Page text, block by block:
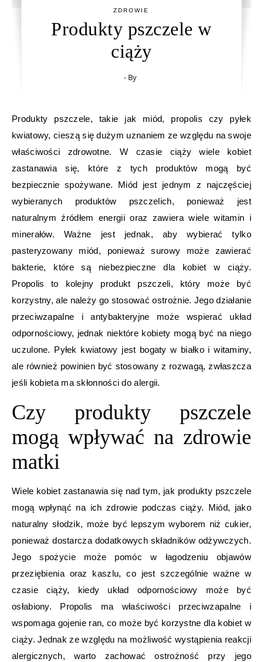
ZDROWIE
Produkty pszczele w
ciąży
- By
Produkty pszczele, takie jak miód, propolis czy pyłek
kwiatowy, cieszą się dużym uznaniem ze względu na swoje
właściwości zdrowotne. W czasie ciąży wiele kobiet
zastanawia się, które z tych produktów mogą być
bezpiecznie spożywane. Miód jest jednym z najczęściej
wybieranych produktów pszczelich, ponieważ jest
naturalnym źródłem energii oraz zawiera wiele witamin i
minerałów. Ważne jest jednak, aby wybierać tylko
pasteryzowany miód, ponieważ surowy może zawierać
bakterie, które są niebezpieczne dla kobiet w ciąży.
Propolis to kolejny produkt pszczeli, który może być
korzystny, ale należy go stosować ostrożnie. Jego działanie
przeciwzapalne i antybakteryjne może wspierać układ
odpornościowy, jednak niektóre kobiety mogą być na niego
uczulone. Pyłek kwiatowy jest bogaty w białko i witaminy,
ale również powinien być stosowany z rozwagą, zwłaszcza
jeśli kobieta ma skłonności do alergii.
Czy produkty pszczele
mogą wpływać na zdrowie
matki
Wiele kobiet zastanawia się nad tym, jak produkty pszczele
mogą wpłynąć na ich zdrowie podczas ciąży. Miód, jako
naturalny słodzik, może być lepszym wyborem niż cukier,
ponieważ dostarcza dodatkowych składników odżywczych.
Jego spożycie może pomóc w łagodzeniu objawów
przeziębienia oraz kaszlu, co jest szczególnie ważne w
czasie ciąży, kiedy układ odpornościowy może być
osłabiony. Propolis ma właściwości przeciwzapalne i
wspomaga gojenie ran, co może być korzystne dla kobiet w
ciąży. Jednak ze względu na możliwość wystąpienia reakcji
alergicznych, warto zachować ostrożność przy jego